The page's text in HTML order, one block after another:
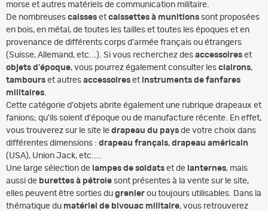
morse et autres matériels de communication militaire.
De nombreuses caisses etcaissettes à munitions sont proposées
en bois, en métal, de toutes les tailles et toutes les époques et en
provenance de différents corps d'armée français ou étrangers
(Suisse, Allemand, etc...). Si vous recherchez des accessoires et
objets d'époque, vous pourrez également consulter les clairons,
tambours et autres accessoires et instruments de fanfares
militaires.
Cette catégorie d'objets abrite également une rubrique drapeaux et
fanions; qu'ils soient d'époque ou de manufacture récente. En effet,
vous trouverez sur le site le drapeau du pays de votre choix dans
différentes dimensions : drapeau français, drapeau américain
(USA), Union Jack, etc....
Une large sélection de lampes de soldats et de lanternes, mais
aussi de burettes à pétrole sont présentes à la vente sur le site,
elles peuvent être sorties du grenier ou toujours utilisables. Dans la
thématique du matériel de bivouac militaire, vous retrouverez